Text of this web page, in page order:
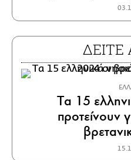
Tα 15
προτείνουν